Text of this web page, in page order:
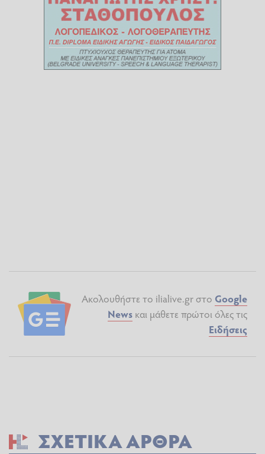
Ακολουθήστε το ilialive.gr στο Google
News και μάθετε πρώτοι όλες τις
Ειδήσεις
ΣΧΕΤΙΚΆ ΆΡΘΡΑ